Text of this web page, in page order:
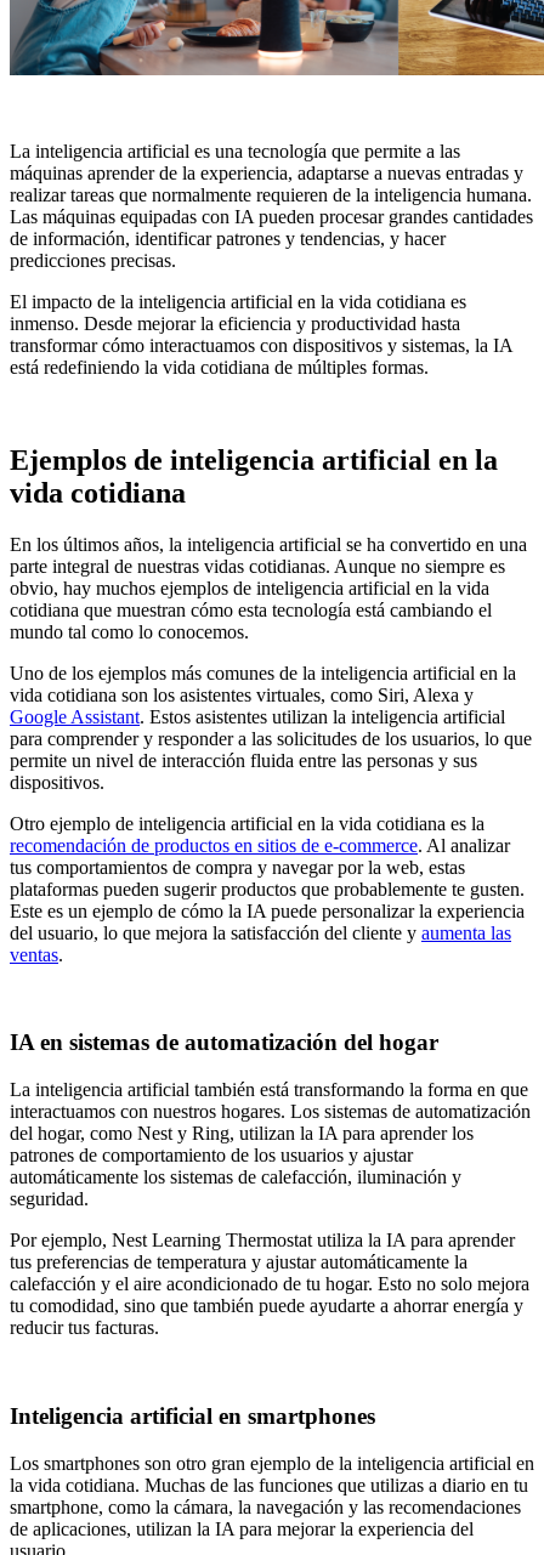
La inteligencia artificial es una tecnología que permite a las
máquinas aprender de la experiencia, adaptarse a nuevas entradas y
realizar tareas que normalmente requieren de la inteligencia humana.
Las máquinas equipadas con IA pueden procesar grandes cantidades
de información, identificar patrones y tendencias, y hacer
predicciones precisas.
El impacto de la inteligencia artificial en la vida cotidiana es
inmenso. Desde mejorar la eficiencia y productividad hasta
transformar cómo interactuamos con dispositivos y sistemas, la IA
está redefiniendo la vida cotidiana de múltiples formas.
Ejemplos de inteligencia artificial en la
vida cotidiana
En los últimos años, la inteligencia artificial se ha convertido en una
parte integral de nuestras vidas cotidianas. Aunque no siempre es
obvio, hay muchos ejemplos de inteligencia artificial en la vida
cotidiana que muestran cómo esta tecnología está cambiando el
mundo tal como lo conocemos.
Uno de los ejemplos más comunes de la inteligencia artificial en la
vida cotidiana son los asistentes virtuales, como Siri, Alexa y
Google Assistant. Estos asistentes utilizan la inteligencia artificial
para comprender y responder a las solicitudes de los usuarios, lo que
permite un nivel de interacción fluida entre las personas y sus
dispositivos.
Otro ejemplo de inteligencia artificial en la vida cotidiana es la
recomendación de productos en sitios de e-commerce. Al analizar
tus comportamientos de compra y navegar por la web, estas
plataformas pueden sugerir productos que probablemente te gusten.
Este es un ejemplo de cómo la IA puede personalizar la experiencia
del usuario, lo que mejora la satisfacción del cliente y aumenta las
ventas.
IA en sistemas de automatización del hogar
La inteligencia artificial también está transformando la forma en que
interactuamos con nuestros hogares. Los sistemas de automatización
del hogar, como Nest y Ring, utilizan la IA para aprender los
patrones de comportamiento de los usuarios y ajustar
automáticamente los sistemas de calefacción, iluminación y
seguridad.
Por ejemplo, Nest Learning Thermostat utiliza la IA para aprender
tus preferencias de temperatura y ajustar automáticamente la
calefacción y el aire acondicionado de tu hogar. Esto no solo mejora
tu comodidad, sino que también puede ayudarte a ahorrar energía y
reducir tus facturas.
Inteligencia artificial en smartphones
Los smartphones son otro gran ejemplo de la inteligencia artificial en
la vida cotidiana. Muchas de las funciones que utilizas a diario en tu
smartphone, como la cámara, la navegación y las recomendaciones
de aplicaciones, utilizan la IA para mejorar la experiencia del
usuario.